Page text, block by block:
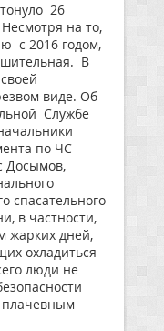
26
на то,
с 2016 годом,
В
виде. Об
Службе
по ЧС
Досымов,
спасательного
в частности,
жарких дней,
охладиться
люди не
плачевным